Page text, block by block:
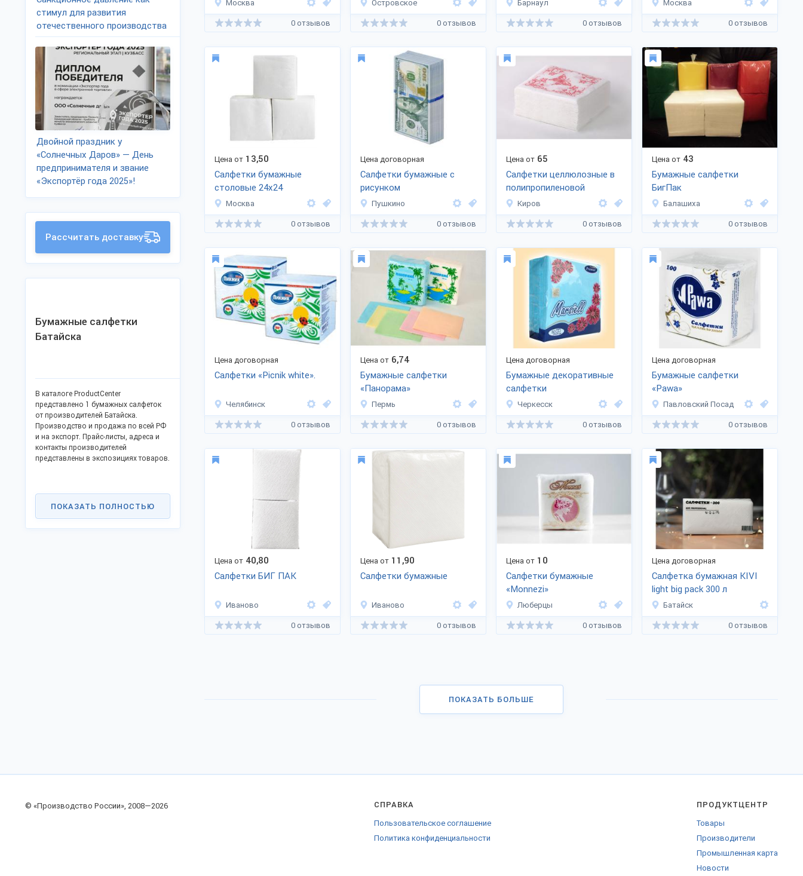
Москва
0 отзывов
Островское
0 отзывов
Барнаул
0 отзывов
Москва
0 отзывов
Цена от 13,50
Салфетки бумажные
столовые 24х24
Москва
0 отзывов
Цена договорная
Салфетки бумажные с
рисунком
Пушкино
0 отзывов
Цена от 65
Салфетки целлюлозные в
полипропиленовой
упаковке
Киров
0 отзывов
Цена от 43
Бумажные салфетки
БигПак
Балашиха
0 отзывов
Цена договорная
Салфетки «Picnik white».
Челябинск
0 отзывов
Цена от 6,74
Бумажные салфетки
«Панорама»
Пермь
0 отзывов
Цена договорная
Бумажные декоративные
салфетки
Черкесск
0 отзывов
Цена договорная
Бумажные салфетки
«Pawa»
Павловский Посад
0 отзывов
Цена от 40,80
Салфетки БИГ ПАК
Иваново
0 отзывов
Цена от 11,90
Салфетки бумажные
Иваново
0 отзывов
Цена от 10
Салфетки бумажные
«Monnezi»
Люберцы
0 отзывов
Цена договорная
Салфетка бумажная KIVI
light big pack 300 л
Батайск
0 отзывов
ПОКАЗАТЬ БОЛЬШЕ
стимул для развития
отечественного производства
Двойной праздник у
«Солнечных Даров» — День
предпринимателя и звание
«Экспортёр года 2025»!
Рассчитать доставку
Бумажные салфетки
Батайска
В каталоге ProductCenter
представлено 1 бумажных салфеток
от производителей Батайска.
Производство и продажа по всей РФ
и на экспорт. Прайс-листы, адреса и
контакты производителей
представлены в экспозициях товаров.
ПОКАЗАТЬ ПОЛНОСТЬЮ
© «Производство России», 2008—2026 СПРАВКА
Пользовательское соглашение
Политика конфиденциальности
ПРОДУКТЦЕНТР
Товары
Производители
Промышленная карта
Новости